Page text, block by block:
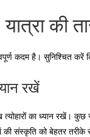
यात्रा की
कदम है। सुनिश्चित
रखें
का ध्यान रखें। कुछ
की संस्कृति को बेहतर